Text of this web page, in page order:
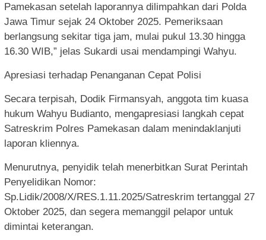
Pamekasan setelah laporannya dilimpahkan dari Polda
Jawa Timur sejak 24 Oktober 2025. Pemeriksaan
berlangsung sekitar tiga jam, mulai pukul 13.30 hingga
16.30 WIB,” jelas Sukardi usai mendampingi Wahyu.
Apresiasi terhadap Penanganan Cepat Polisi
Secara terpisah, Dodik Firmansyah, anggota tim kuasa
hukum Wahyu Budianto, mengapresiasi langkah cepat
Satreskrim Polres Pamekasan dalam menindaklanjuti
laporan kliennya.
Menurutnya, penyidik telah menerbitkan Surat Perintah
Penyelidikan Nomor:
Sp.Lidik/2008/X/RES.1.11.2025/Satreskrim tertanggal 27
Oktober 2025, dan segera memanggil pelapor untuk
dimintai keterangan.